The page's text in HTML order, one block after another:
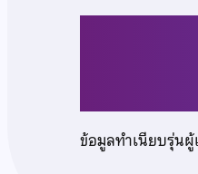
ข้อมูลทำเนียบรุ่น